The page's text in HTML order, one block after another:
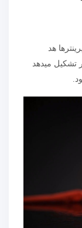
هد
تشکیل میدهد